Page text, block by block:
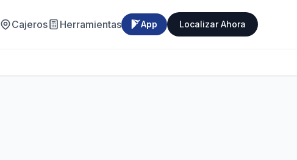
Cajeros Herramientas App Localizar Ahora